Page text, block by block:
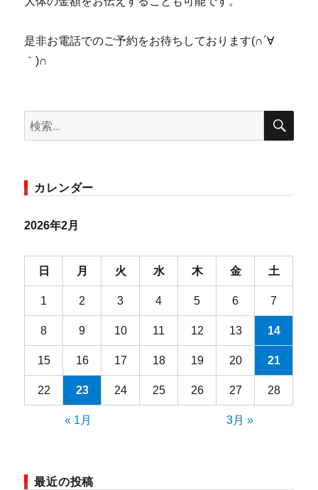
是非お電話でのご予約をお待ちしております(∩´∀
｀)∩
検
索:
検
カレンダー
2026年2月
日 月 火 水 木 金 土
1 2 3 4 5 6 7
8 9 10 11 12 13 14
15 16 17 18 19 20 21
22 23 24 25 26 27 28
« 1月 3月 »
最近の投稿